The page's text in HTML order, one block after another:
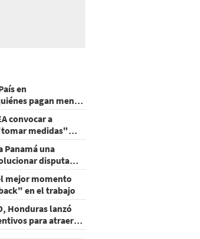
en
pagan menos
convocar a
medidas"
Panamá una
disputa
mejor momento
en el trabajo
Honduras lanzó
para atraer